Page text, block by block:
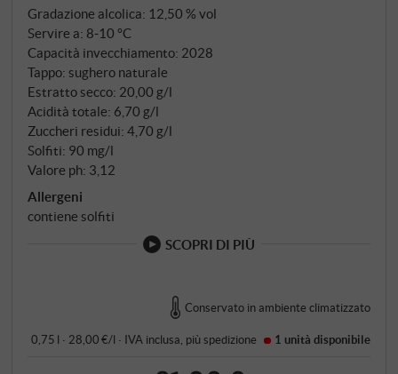
Gradazione alcolica: 12,50 % vol
Servire a: 8‑10 °C
Capacità invecchiamento: 2028
Tappo: sughero naturale
Estratto secco: 20,00 g/l
Acidità totale: 6,70 g/l
Zuccheri residui: 4,70 g/l
Solfiti: 90 mg/l
Valore ph: 3,12
Allergeni
contiene solfiti
SCOPRI DI PIÙ
Conservato in ambiente climatizzato
0,75 l · 28,00 €/l · IVA inclusa, piùspedizione 1 unità disponibile